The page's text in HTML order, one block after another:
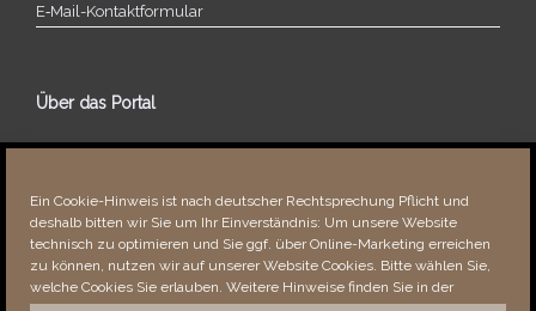
Ein Cookie-Hinweis ist nach deutscher Rechtsprechung Pflicht und
deshalb bitten wir Sie um Ihr Einverständnis: Um unsere Website
technisch zu optimieren und Sie ggf. über Online-Marketing erreichen
zu können, nutzen wir auf unserer Website Cookies. Bitte wählen Sie,
welche Cookies Sie erlauben. Weitere Hinweise finden Sie in der
E‑Mail-​​Kontaktformular
Über das Portal
Über dieses Portal
Fehler bemerkt?